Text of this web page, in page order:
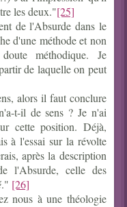
les deux."[25]
de l'Absurde dans le
d'une méthode et non
méthodique. Je
de laquelle on peut
alors il faut conclure
t-il de sens ? Je n'ai
cette position. Déjà,
à l'essai sur la révolte
après la description
l'Absurde, celle des
." [26]
nous à une théologie